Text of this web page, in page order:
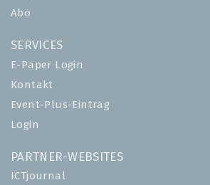
Abo
SERVICES
E-Paper Login
Kontakt
Event-Plus-Eintrag
Login
PARTNER-WEBSITES
ICTjournal